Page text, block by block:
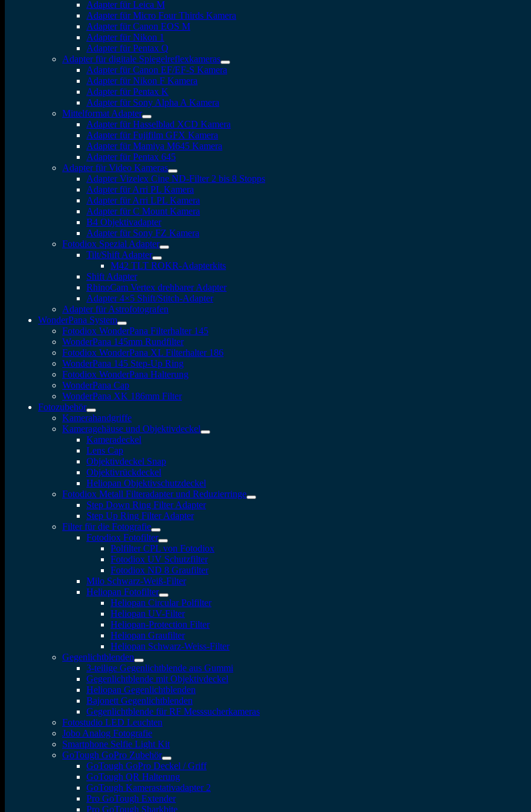
Adapter für Leica M
Adapter für Micro Four Thirds Kamera
Adapter für Canon EOS M
Adapter für Nikon 1
Adapter für Pentax Q
Adapter für digitale Spiegelreflexkameras
Adapter für Canon EF/EF-S Kamera
Adapter für Nikon F Kamera
Adapter für Pentax K
Adapter für Sony Alpha A Kamera
Mittelformat Adapter
Adapter für Hasselblad XCD Kamera
Adapter für Fujifilm GFX Kamera
Adapter für Mamiya M645 Kamera
Adapter für Pentax 645
Adapter für Video Kameras
Adapter Vizelex Cine ND-Filter 2 bis 8 Stopps
Adapter für Arri PL Kamera
Adapter für Arri LPL Kamera
Adapter für C Mount Kamera
B4 Objektivadapter
Adapter für Sony FZ Kamera
Fotodiox Spezial Adapter
Tilt/Shift Adapter
M42 TLT ROKR-Adapterkits
Shift Adapter
RhinoCam Vertex drehbarer Adapter
Adapter 4×5 Shift/Stitch-Adapter
Adapter für Astrofotografen
WonderPana System
Fotodiox WonderPana Filterhalter 145
WonderPana 145mm Rundfilter
Fotodiox WonderPana XL Filterhalter 186
WonderPana 145 Step-Up Ring
Fotodiox WonderPana Halterung
WonderPana Cap
WonderPana XK 186mm Filter
Fotozubehör
Kamerahandgriffe
Kameragehäuse und Objektivdeckel
Kameradeckel
Lens Cap
Objektivdeckel Snap
Objektivrückdeckel
Heliopan Objektivschutzdeckel
Fotodiox Metall Filteradapter und Reduzierringe
Step Down Ring Filter Adapter
Step Up Ring Filter Adapter
Filter für die Fotografie
Fotodiox Fotofilter
Polfilter CPL von Fotodiox
Fotodiox UV Schutzfilter
Fotodiox ND 8 Graufilter
Milo Schwarz-Weiß-Filter
Heliopan Fotofilter
Heliopan Circular Polfilter
Heliopan UV-Filter
Heliopan-Protection Filter
Heliopan Graufilter
Heliopan Schwarz-Weiss-Filter
Gegenlichtblenden
3-teilige Gegenlichtblende aus Gummi
Gegenlichtblende mit Objektivdeckel
Heliopan Gegenlichtblenden
Bajonett Gegenlichtblenden
Gegenlichtblende für RF Messsucherkameras
Fotostudio LED Leuchten
Jobo Analog Fotografie
Smartphone Selfie Light Kit
GoTough GoPro Zubehör
GoTough GoPro Deckel / Griff
GoTough QR Halterung
GoTough Kamerastativadapter 2
Pro GoTough Extender
Pro GoTough Sharkbite